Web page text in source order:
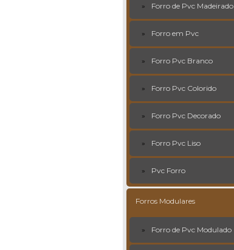
Forro de Pvc Madeirado
Forro em Pvc
Forro Pvc Branco
Forro Pvc Colorido
Forro Pvc Decorado
Forro Pvc Liso
Pvc Forro
Forros Modulares
Forro de Pvc Modulado